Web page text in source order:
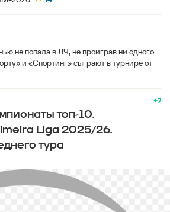
не попала в ЛЧ, не проиграв ни одного
и «Спортинг» сыграют в турнире от
+7
топ-10.
Liga 2025/26.
тура